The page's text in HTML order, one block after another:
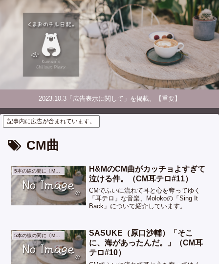
2023.10.3「広告表示に関して」を掲載。【重要】
記事内に広告が含まれています。
CM曲
5本の線の間に〔Music〕
H&MのCM曲がカッチョよすぎて
泣ける件。（CM耳テロ#11）
CMでふいに流れて耳と心を奪ってゆく
「耳テロ」な音楽、Molokoの「Sing It
Back」について紹介しています。
5本の線の間に〔Music〕
SASUKE（原口沙輔）「そこ
に、海があったんだ。」（CM耳
テロ#10）